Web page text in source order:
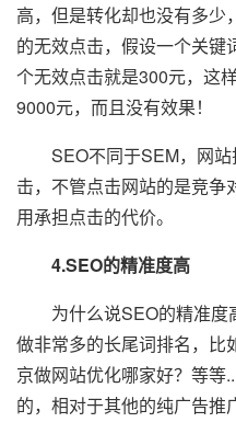
高，但是转化却也没有多少
的无效点击，假设一个关键
个无效点击就是300元，这
9000元，而且没有效果！
SEO不同于SEM，网站
击，不管点击网站的是竞争
用承担点击的代价。
4.SEO的精准度高
为什么说SEO的精准度
做非常多的长尾词排名，比
京做网站优化哪家好？等等
的，相对于其他的纯广告推